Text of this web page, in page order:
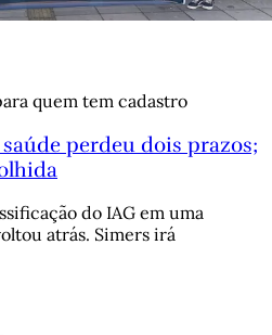
quem tem cadastro
perdeu dois prazos;
do IAG em uma
atrás. Simers irá